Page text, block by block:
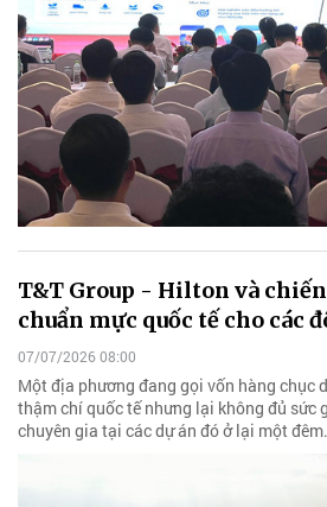
T&T Group - Hilton và
chuẩn mực quốc tế cho các
07/07/2026 08:00
Một địa phương đang gọi vốn hàng chục
thậm chí quốc tế nhưng lại không đủ sức
chuyên gia tại các dự án đó ở lại một đêm.